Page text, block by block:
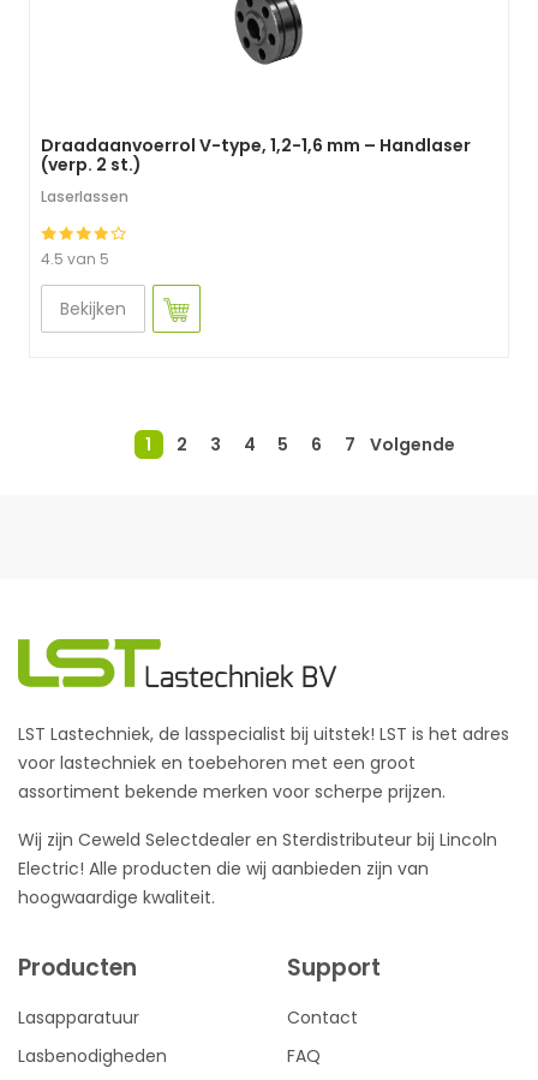
Draadaanvoerrol V-type, 1,2-1,6 mm – Handlaser
(verp. 2 st.)
Laserlassen
4.5 van 5
Bekijken
1 2 3 4 5 6 7 Volgende
LST Lastechniek, de lasspecialist bij uitstek! LST is het adres
voor lastechniek en toebehoren met een groot
assortiment bekende merken voor scherpe prijzen.
Wij zijn Ceweld Selectdealer en Sterdistributeur bij Lincoln
Electric! Alle producten die wij aanbieden zijn van
hoogwaardige kwaliteit.
Producten
Lasapparatuur
Lasbenodigheden
Support
Contact
FAQ